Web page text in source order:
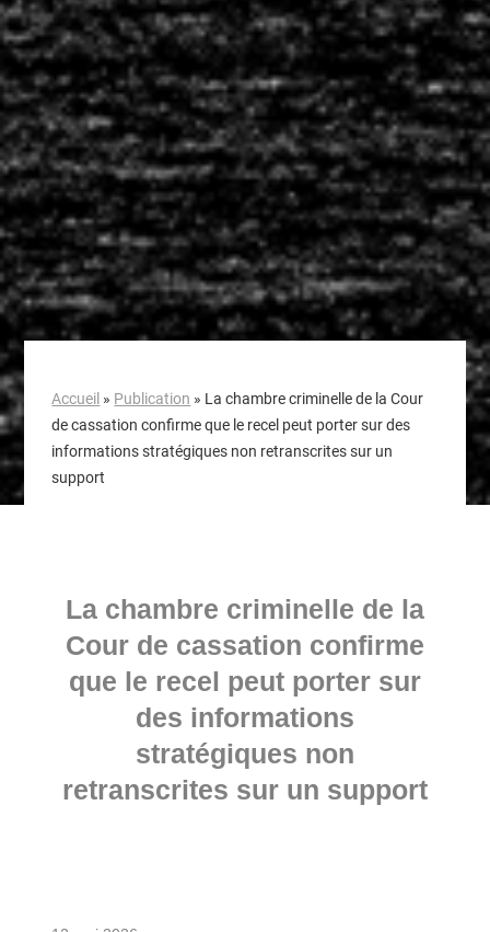
Accueil » Publication » La chambre criminelle de la Cour
de cassation confirme que le recel peut porter sur des
informations stratégiques non retranscrites sur un
support
La chambre criminelle de la
Cour de cassation confirme
que le recel peut porter sur
des informations
stratégiques non
retranscrites sur un support